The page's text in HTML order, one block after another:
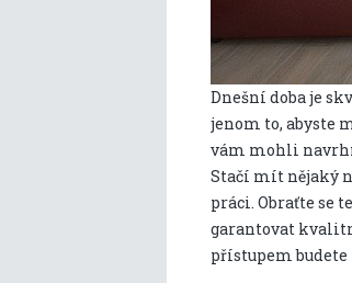
Dnešní doba je
jenom to, abyste
vám mohli
Stačí mít nějaký
práci. Obraťte se
garantovat
přístupem